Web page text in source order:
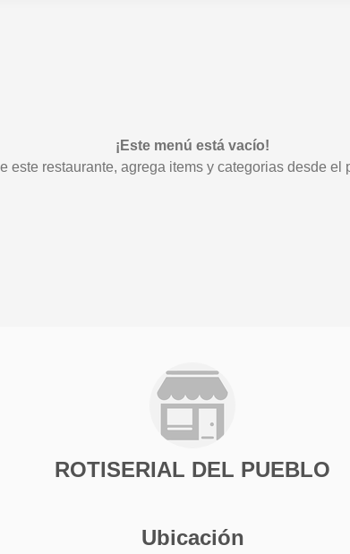
¡Este menú está vacío!
este restaurante, agrega items y categorias desde el
ROTISERIAL DEL PUEBLO
Ubicación